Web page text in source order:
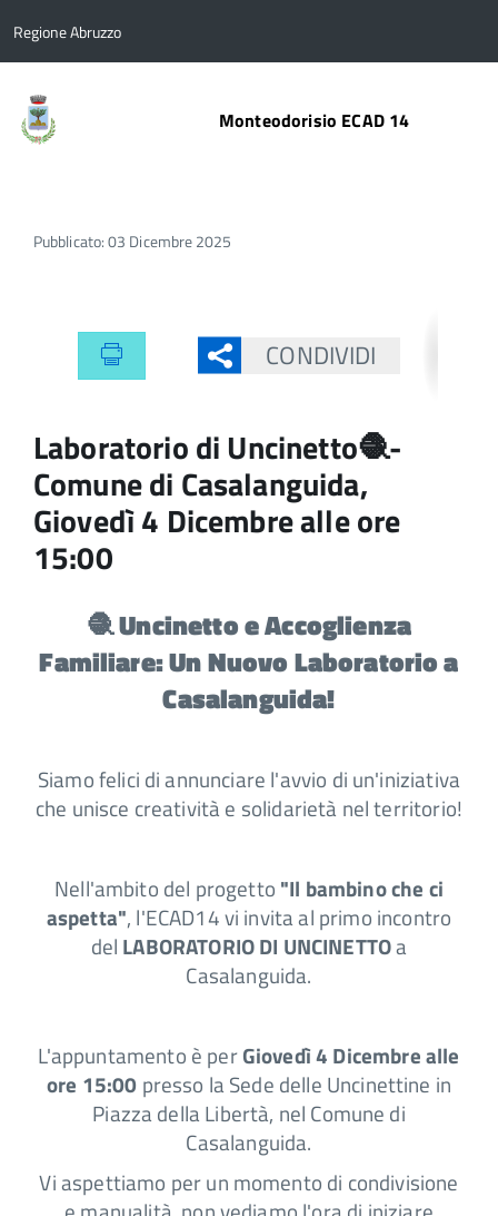
Regione Abruzzo
Monteodorisio ECAD 14
Pubblicato: 03 Dicembre 2025
CONDIVIDI
Laboratorio di Uncinetto🧶-
Comune di Casalanguida,
Giovedì 4 Dicembre alle ore
15:00
🧶 Uncinetto e Accoglienza
Familiare: Un Nuovo Laboratorio a
Casalanguida!
Siamo felici di annunciare l'avvio di un'iniziativa
che unisce creatività e solidarietà nel territorio!
Nell'ambito del progetto "Il bambino che ci
aspetta", l'ECAD14 vi invita al primo incontro
del LABORATORIO DI UNCINETTOa
Casalanguida.
L'appuntamento è perGiovedì 4 Dicembre alle
ore 15:00 presso la Sede delle Uncinettine in
Piazza della Libertà, nel Comune di
Casalanguida.
Vi aspettiamo per un momento di condivisione